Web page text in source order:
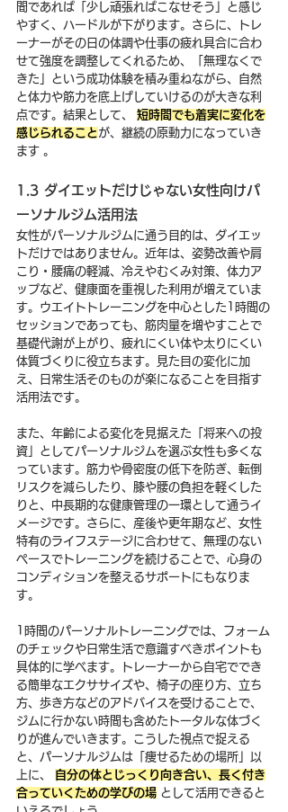
間であれば「少し頑張ればこなせそう」と感じ
やすく、ハードルが下がります。さらに、トレ
ーナーがその日の体調や仕事の疲れ具合に合わ
せて強度を調整してくれるため、「無理なくで
きた」という成功体験を積み重ねながら、自然
と体力や筋力を底上げしていけるのが大きな利
点です。結果として、 短時間でも着実に変化を
感じられること が、継続の原動力になっていき
ます 。
1.3 ダイエットだけじゃない女性向けパ
ーソナルジム活用法
女性がパーソナルジムに通う目的は、ダイエッ
トだけではありません。近年は、姿勢改善や肩
こり・腰痛の軽減、冷えやむくみ対策、体力ア
ップなど、健康面を重視した利用が増えていま
す。ウエイトトレーニングを中心とした1時間の
セッションであっても、筋肉量を増やすことで
基礎代謝が上がり、疲れにくい体や太りにくい
体質づくりに役立ちます。見た目の変化に加
え、日常生活そのものが楽になることを目指す
活用法です。
また、年齢による変化を見据えた「将来への投
資」としてパーソナルジムを選ぶ女性も多くな
っています。筋力や骨密度の低下を防ぎ、転倒
リスクを減らしたり、膝や腰の負担を軽くした
りと、中長期的な健康管理の一環として通うイ
メージです。さらに、産後や更年期など、女性
特有のライフステージに合わせて、無理のない
ペースでトレーニングを続けることで、心身の
コンディションを整えるサポートにもなりま
す。
1時間のパーソナルトレーニングでは、フォーム
のチェックや日常生活で意識すべきポイントも
具体的に学べます。トレーナーから自宅ででき
る簡単なエクササイズや、椅子の座り方、立ち
方、歩き方などのアドバイスを受けることで、
ジムに行かない時間も含めたトータルな体づく
りが進んでいきます。こうした視点で捉える
と、パーソナルジムは「痩せるための場所」以
上に、
自分の体とじっくり向き合い、長く付き
合っていくための学びの場 として活用できると